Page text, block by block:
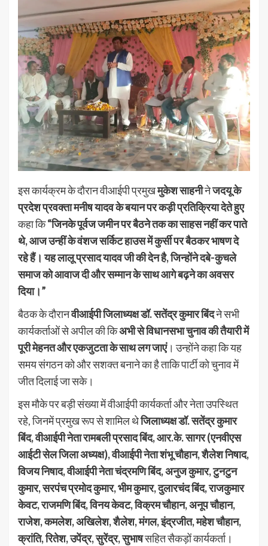
इस कार्यक्रम के दौरान वीआईपी प्रमुखमुकेश साहनीनेजदयू के
प्रदेश प्रवक्ता मनीष यादव के बयान पर कड़ी प्रतिक्रिया देते हुए
कहा कि“जिनके पूर्वज जमीन पर बैठने तक का साहस नहीं कर पाते
थे, आज उन्हीं के वंशज सर्किट हाउस में कुर्सी पर बैठकर भाषण दे
रहे हैं। यह लालू प्रसाद यादव जी की देन है, जिन्होंने दबे-कुचले
समाज को आवाज दी और सम्मान के साथ आगे बढ़ने का अवसर
दिया।”
बैठक के दौरानवीआईपी जिलाध्यक्ष डॉ. सतेंद्र कुमार बिंदने सभी
कार्यकर्ताओं से अपील की किअभी से विधानसभा चुनाव की तैयारी में
पूरी मेहनत और एकजुटता के साथ लग जाएं। उन्होंने कहा कि यह
समय संगठन को और सशक्त बनाने का है ताकि पार्टी को चुनाव में
जीत दिलाई जा सके।
इस मौके पर बड़ी संख्या में वीआईपी कार्यकर्ता और नेता उपस्थित
रहे, जिनमें प्रमुख रूप से शामिल थेजिलाध्यक्ष डॉ. सतेंद्र कुमार
बिंद, वीआईपी नेता रामबली प्रसाद बिंद, आर.के. सागर (एनवीएस
आईटी सेल जिला अध्यक्ष), वीआईपी नेता शंभू चौहान, शैलेश निषाद,
विजय निषाद, वीआईपी नेता चंद्रमणि बिंद, अनुज कुमार, टुनटुन
कुमार, सरपंच प्रमोद कुमार, भीम कुमार, दुलारचंद बिंद, राजकुमार
केवट, राजमणि बिंद, विनय केवट, विक्रम चौहान, अनूप चौहान,
राजेश, कमलेश, अखिलेश, शैलेश, मंगल, इंद्रजीत, महेश चौहान,
क्रांति, रितेश, उपेंद्र, सुरेंद्र, सुभाषसहित सैकड़ों कार्यकर्ता।